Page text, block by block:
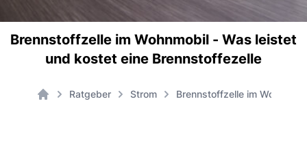
Brennstoffzelle im Wohnmobil - Was leistet
und kostet eine Brennstoffezelle
Ratgeber Strom Brennstoffzelle im